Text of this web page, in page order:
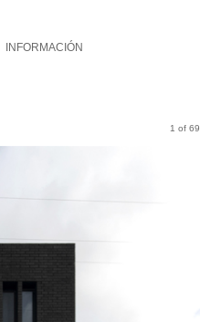
INFORMACIÓN
1 of 69